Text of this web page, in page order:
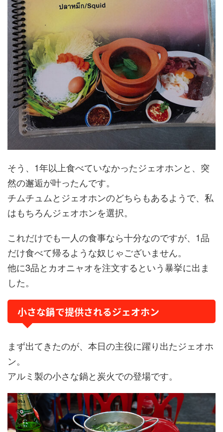
そう、1年以上食べていなかったジェオホンと、突
然の邂逅が叶ったんです。
チムチュムとジェオホンのどちらもあるようで、私
はもちろんジェオホンを選択。
これだけでも一人の食事なら十分なのですが、1品
だけ食べて帰るような奴じゃございません。
他に3品とカオニャオを注文するという暴挙に出ま
した。
小さな鍋で提供されるジェオホン
まず出てきたのが、本日の主役に躍り出たジェオホ
ン。
アルミ製の小さな鍋と炭火での登場です。